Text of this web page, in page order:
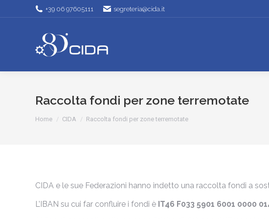
+39 06 97605111 segreteria@cida.it
Raccolta fondi per zone terremotate
Tu sei qui:
Home CIDA Raccolta fondi per zone terremotate
CIDA e le sue Federazioni hanno indetto una raccolta fondi a
L’IBAN su cui far confluire i fondi è IT46 F033 5901 6001 0000